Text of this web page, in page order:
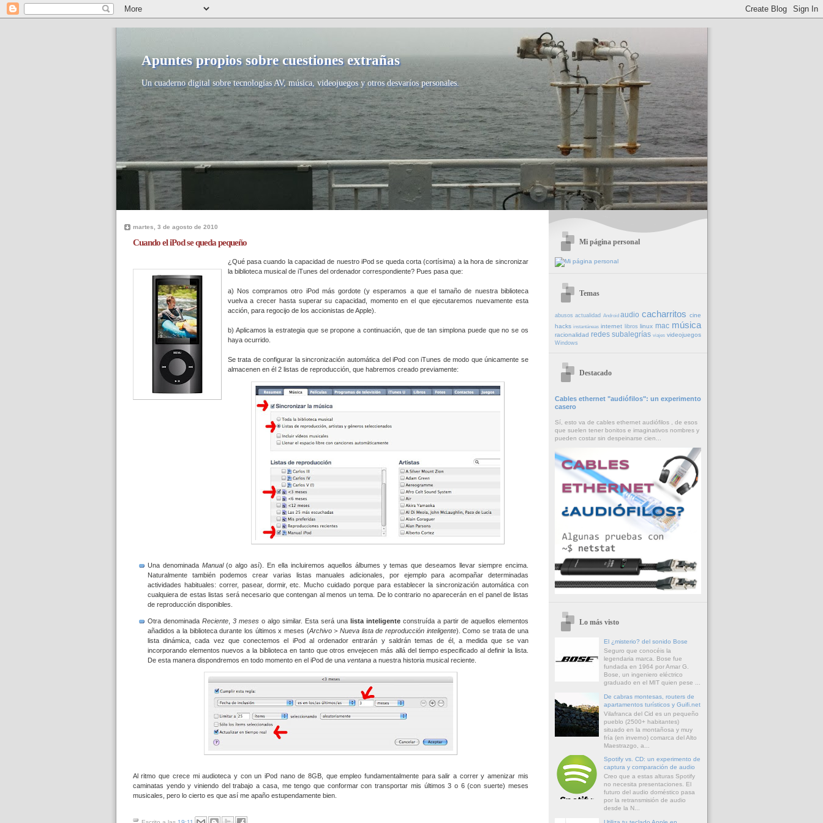
Apuntes propios sobre cuestiones extrañas
Un cuaderno digital sobre tecnologías AV, música, videojuegos y otros desvaríos personales.
martes, 3 de agosto de 2010
Cuando el iPod se queda pequeño
¿Qué pasa cuando la capacidad de nuestro iPod se queda corta (cortísima) a la hora de sincronizar
la biblioteca musical de iTunes del ordenador correspondiente? Pues pasa que:
a) Nos compramos otro iPod más gordote (y esperamos a que el tamaño de nuestra biblioteca
vuelva a crecer hasta superar su capacidad, momento en el que ejecutaremos nuevamente esta
acción, para regocijo de los accionistas de Apple).
b) Aplicamos la estrategia que se propone a continuación, que de tan simplona puede que no se os
haya ocurrido.
Se trata de configurar la sincronización automática del iPod con iTunes de modo que únicamente se
almacenen en él 2 listas de reproducción, que habremos creado previamente:
Una denominada Manual(o algo así). En ella incluiremos aquellos álbumes y temas que deseamos llevar siempre encima.
Naturalmente también podemos crear varias listas manuales adicionales, por ejemplo para acompañar determinadas
actividades habituales: correr, pasear, dormir, etc. Mucho cuidado porque para establecer la sincronización automática con
cualquiera de estas listas será necesario que contengan al menos un tema. De lo contrario no aparecerán en el panel de listas
de reproducción disponibles.
Otra denominada Reciente, 3 meses o algo similar. Esta será una lista inteligenteconstruída a partir de aquellos elementos
añadidos a la biblioteca durante los últimos x meses (Archivo > Nueva lista de reproducción inteligente). Como se trata de una
lista dinámica, cada vez que conectemos el iPod al ordenador entrarán y saldrán temas de él, a medida que se van
incorporando elementos nuevos a la biblioteca en tanto que otrosenvejecenmás allá del tiempo especificado al definir la lista.
De esta manera dispondremos en todo momento en el iPod de una ventana a nuestra historia musical reciente.
Al ritmo que crece mi audioteca y con un iPod nano de 8GB, que empleo fundamentalmente para salir a correr y amenizar mis
caminatas yendo y viniendo del trabajo a casa, me tengo que conformar con transportar mis últimos 3 o 6 (con suerte) meses
musicales, pero lo cierto es que así me apaño estupendamente bien.
Mi página personal
Temas
abusosactualidad Androidaudio cacharritos cine
hacksinstantáneas internet libros linux mac música
racionalidad redes subalegríasviajes videojuegos
Windows
Destacado
Cables ethernet "audiófilos": un experimento
casero
Sí, esto va de cables ethernet audiófilos , de esos
que suelen tener bonitos e imaginativos nombres y
pueden costar sin despeinarse cien...
Lo más visto
El ¿misterio? del sonido Bose
Seguro que conocéis la
legendaria marca. Bose fue
fundada en 1964 por Amar G.
Bose, un ingeniero eléctrico
graduado en el MIT quien pese ...
De cabras montesas, routers de
apartamentos turísticos y Guifi.net
Vilafranca del Cid es un pequeño
pueblo (2500+ habitantes)
situado en la montañosa y muy
fría (en inverno) comarca del Alto
Maestrazgo, a...
Spotify vs. CD: un experimento de
captura y comparación de audio
Creo que a estas alturas Spotify
no necesita presentaciones. El
futuro del audio doméstico pasa
por la retransmisión de audio
desde la N...